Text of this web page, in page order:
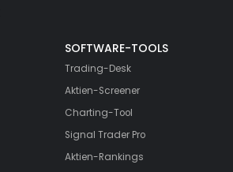
SOFTWARE-TOOLS
Trading-Desk
Aktien-Screener
Charting-Tool
Signal Trader Pro
Aktien-Rankings